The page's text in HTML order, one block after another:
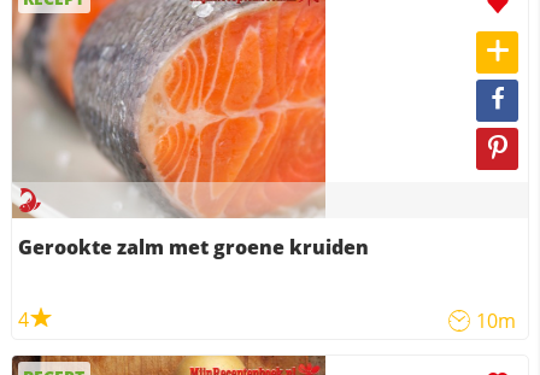
Gerookte zalm met groene kruiden
4 10m